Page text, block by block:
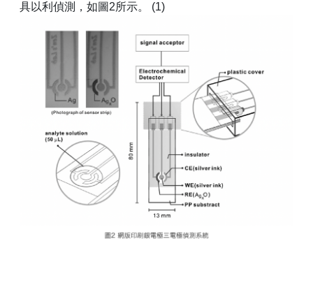
具以利偵測，如圖2所示。 (1)